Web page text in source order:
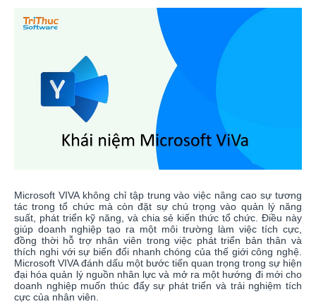
Microsoft VIVA không chỉ tập trung vào việc nâng cao sự tương
tác trong tổ chức mà còn đặt sự chú trọng vào quản lý năng
suất, phát triển kỹ năng, và chia sẻ kiến thức tổ chức. Điều này
giúp doanh nghiệp tạo ra một môi trường làm việc tích cực,
đồng thời hỗ trợ nhân viên trong việc phát triển bản thân và
thích nghi với sự biến đổi nhanh chóng của thế giới công nghệ.
Microsoft VIVA đánh dấu một bước tiến quan trọng trong sự hiện
đại hóa quản lý nguồn nhân lực và mở ra một hướng đi mới cho
doanh nghiệp muốn thúc đẩy sự phát triển và trải nghiệm tích
cực của nhân viên.